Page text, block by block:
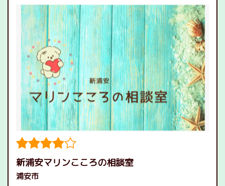
新浦安マリンこころの相談室
浦安市